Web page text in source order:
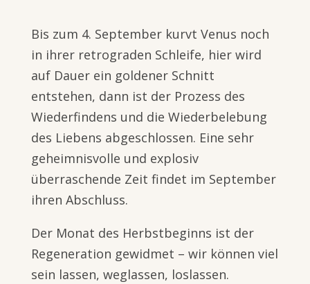
Bis zum 4. September kurvt Venus noch
in ihrer retrograden Schleife, hier wird
auf Dauer ein goldener Schnitt
entstehen, dann ist der Prozess des
Wiederfindens und die Wiederbelebung
des Liebens abgeschlossen. Eine sehr
geheimnisvolle und explosiv
überraschende Zeit findet im September
ihren Abschluss.
Der Monat des Herbstbeginns ist der
Regeneration gewidmet – wir können viel
sein lassen, weglassen, loslassen.